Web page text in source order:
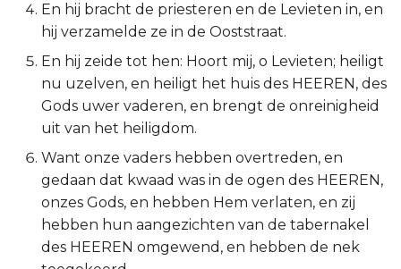
Galaten
Éfeze
Filipenzen
Kolossenzen
1 Thessalonicenzen
2 Thessalonicenzen
En hij bracht de priesteren en de Levieten in, en
hij verzamelde ze in de Ooststraat.
En hij zeide tot hen: Hoort mij, o Levieten; heiligt
nu uzelven, en heiligt het huis des HEEREN, des
Gods uwer vaderen, en brengt de onreinigheid
uit van het heiligdom.
Want onze vaders hebben overtreden, en
gedaan dat kwaad was in de ogen des HEEREN,
onzes Gods, en hebben Hem verlaten, en zij
hebben hun aangezichten van de tabernakel
des HEEREN omgewend, en hebben de nek